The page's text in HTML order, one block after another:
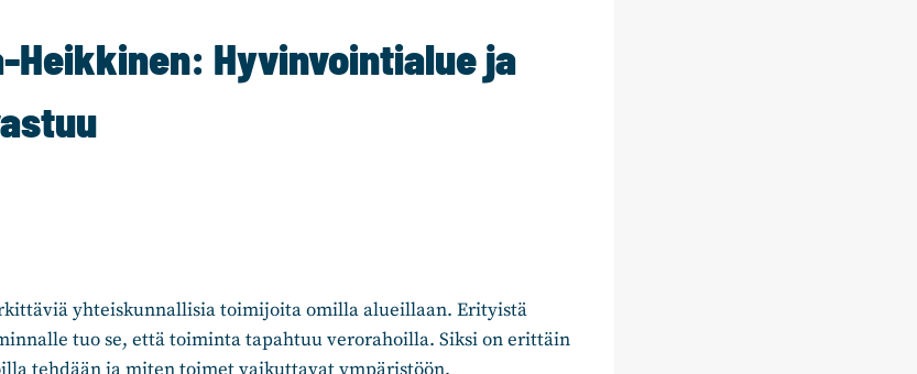
Heikkinen: Hyvinvointialue ja
yhteiskunnallisia toimijoita omilla alueillaan. Erityistä
tuo se, että toiminta tapahtuu verorahoilla. Siksi on erittäin